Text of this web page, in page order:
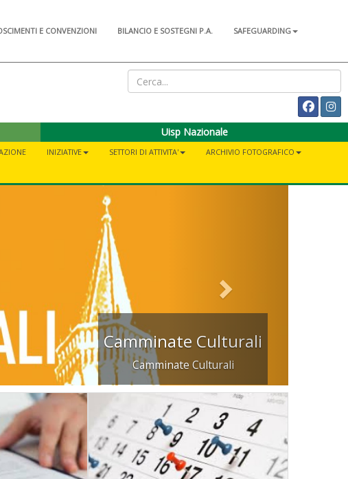
E CONVENZIONI BILANCIO E SOSTEGNI P.A.
SAFEGUARDING
Uisp Nazionale
INIZIATIVE SETTORI DI ATTIVITA'
ARCHIVIO FOTOGRAFICO
Camminate Culturali
Camminate Culturali